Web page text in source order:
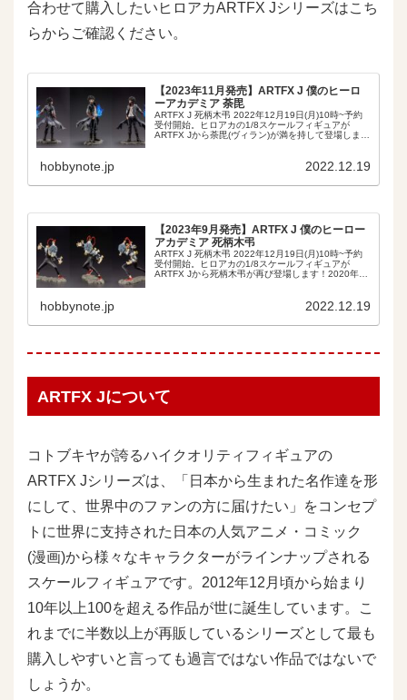
合わせて購入したいヒロアカARTFX Jシリーズはこち
らからご確認ください。
【2023年11月発売】ARTFX J 僕のヒーロ
ーアカデミア 荼毘
ARTFX J 死柄木弔 2022年12月19日(月)10時~予約
受付開始。ヒロアカの1/8スケールフィギュアが
ARTFX Jから荼毘(ヴィラン)が満を持して登場しま
hobbynote.jp 2022.12.19
【2023年9月発売】ARTFX J 僕のヒーロー
アカデミア 死柄木弔
ARTFX J 死柄木弔 2022年12月19日(月)10時~予約
受付開始。ヒロアカの1/8スケールフィギュアが
ARTFX Jから死柄木弔が再び登場します！2020年8
hobbynote.jp 2022.12.19
ARTFX Jについて
コトブキヤが誇るハイクオリティフィギュアの
ARTFX Jシリーズは、「日本から生まれた名作達を形
にして、世界中のファンの方に届けたい」をコンセプ
トに世界に支持された日本の人気アニメ・コミック
(漫画)から様々なキャラクターがラインナップされる
スケールフィギュアです。2012年12月頃から始まり
10年以上100を超える作品が世に誕生しています。こ
れまでに半数以上が再販しているシリーズとして最も
購入しやすいと言っても過言ではない作品ではないで
しょうか。